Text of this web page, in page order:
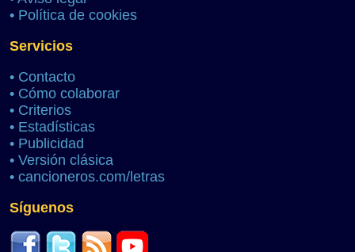
• Política de cookies
Servicios
• Contacto
• Cómo colaborar
• Criterios
• Estadísticas
• Publicidad
• Versión clásica
• cancioneros.com/letras
Síguenos